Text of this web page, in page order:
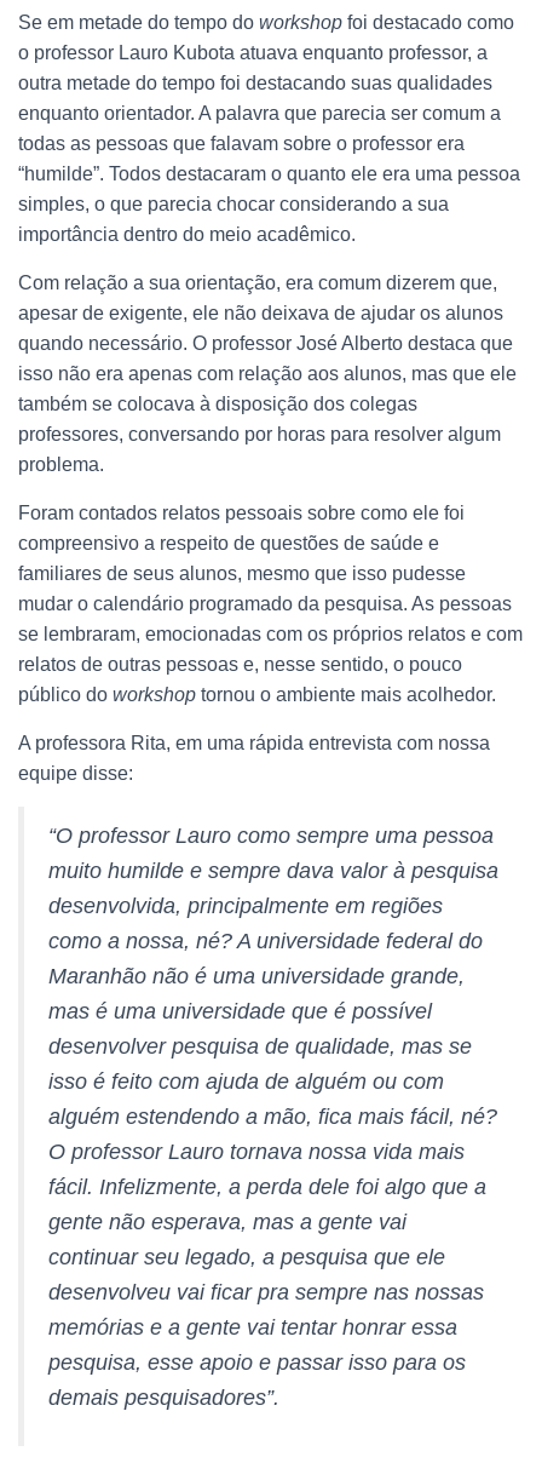
Se em metade do tempo do workshop foi destacado como
o professor Lauro Kubota atuava enquanto professor, a
outra metade do tempo foi destacando suas qualidades
enquanto orientador. A palavra que parecia ser comum a
todas as pessoas que falavam sobre o professor era
“humilde”. Todos destacaram o quanto ele era uma pessoa
simples, o que parecia chocar considerando a sua
importância dentro do meio acadêmico.
Com relação a sua orientação, era comum dizerem que,
apesar de exigente, ele não deixava de ajudar os alunos
quando necessário. O professor José Alberto destaca que
isso não era apenas com relação aos alunos, mas que ele
também se colocava à disposição dos colegas
professores, conversando por horas para resolver algum
problema.
Foram contados relatos pessoais sobre como ele foi
compreensivo a respeito de questões de saúde e
familiares de seus alunos, mesmo que isso pudesse
mudar o calendário programado da pesquisa. As pessoas
se lembraram, emocionadas com os próprios relatos e com
relatos de outras pessoas e, nesse sentido, o pouco
público do workshop tornou o ambiente mais acolhedor.
A professora Rita, em uma rápida entrevista com nossa
equipe disse:
“O professor Lauro como sempre uma pessoa
muito humilde e sempre dava valor à pesquisa
desenvolvida, principalmente em regiões
como a nossa, né? A universidade federal do
Maranhão não é uma universidade grande,
mas é uma universidade que é possível
desenvolver pesquisa de qualidade, mas se
isso é feito com ajuda de alguém ou com
alguém estendendo a mão, fica mais fácil, né?
O professor Lauro tornava nossa vida mais
fácil. Infelizmente, a perda dele foi algo que a
gente não esperava, mas a gente vai
continuar seu legado, a pesquisa que ele
desenvolveu vai ficar pra sempre nas nossas
memórias e a gente vai tentar honrar essa
pesquisa, esse apoio e passar isso para os
demais pesquisadores”.